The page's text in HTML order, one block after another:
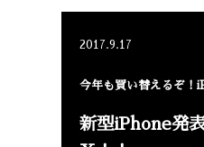
2017.9.17
今年も買い替えるぞ！
新型iPhone発